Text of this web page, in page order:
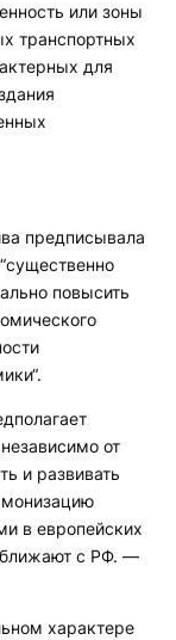
или зоны
транспортных
для
предписывала
повысить
от
и развивать
в европейских
с РФ. —
характере